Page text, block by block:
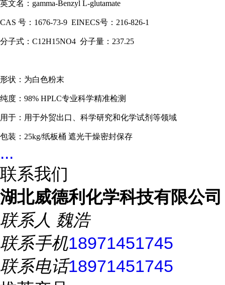
英文名：gamma-Benzyl L-glutamate
CAS 号：1676-73-9 EINECS号：216-826-1
分子式：C12H15NO4 分子量：237.25
形状：为白色粉末
纯度：98% HPLC专业科学精准检测
用于：用于外贸出口、科学研究和化学试剂等领域
包装：25kg/纸板桶 遮光干燥密封保存
...
联系我们
湖北威德利化学科技有限公司
联系人 魏浩
联系手机18971451745
联系电话18971451745